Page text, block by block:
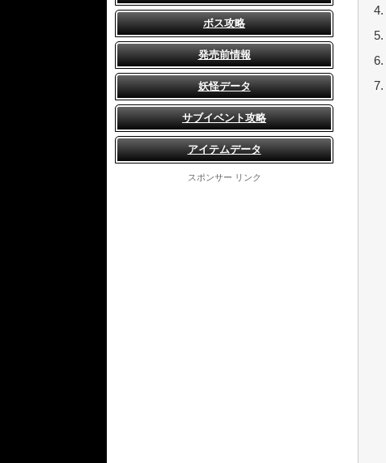
ボス攻略
発売前情報
妖怪データ
サブイベント攻略
アイテムデータ
スポンサー リンク